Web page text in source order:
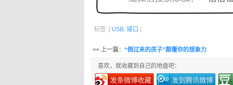
标签: [ USB, 接口 ]
<< 上一篇： “倒过来的房子”颠覆你的想象力
喜欢，就收藏到自己的地盘吧：
发条微博收藏 发到腾讯微博